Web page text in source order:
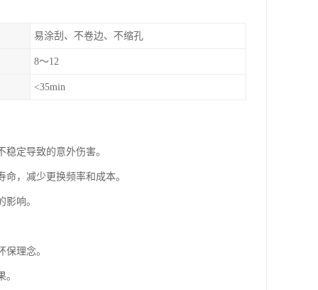
易涂刮、不卷边、不缩孔
8～12
<35min
定导致的意外伤害。
，减少更换频率和成本。
响。
理念。